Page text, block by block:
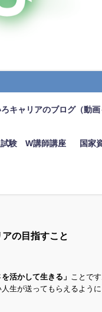
キャリアのブログ（動画
試験 W講師講座 国家
アの目指すこと
を活かして生きる」
ことです
生が送ってもらえるよう